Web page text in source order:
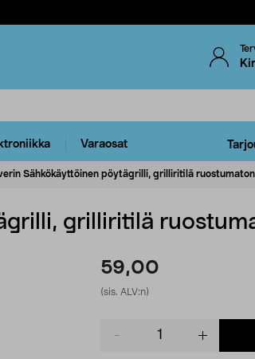
Varaosat
Sähkökäyttöinen pöytägrilli, grilliritilä
grilliritilä
59,00
(sis. ALV:n)